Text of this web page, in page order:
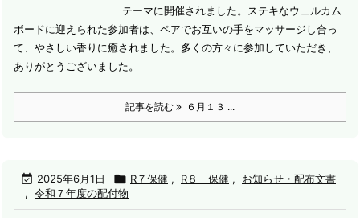
テーマに開催されました。 ステキなウェルカム
ボードに迎えられた参加者は、ペアでお互いの手をマッサージし合っ
て、やさしい香りに癒されました。 多くの方々に参加していただき、
ありがとうございました。
記事を読む ６月１３ ...
 2025年6月1日  R７保健 , R８ 保健 ,
お知らせ・配布文書
, 令和７年度の配付物